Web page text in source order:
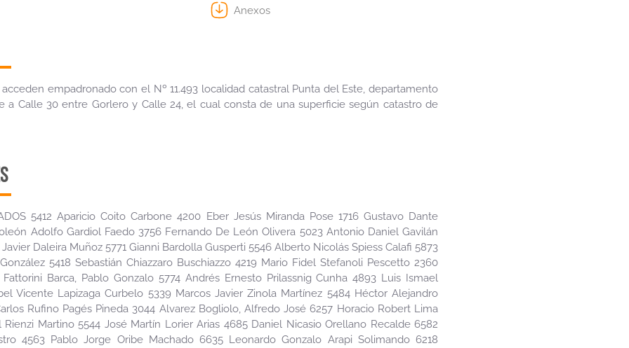
Anexos
empadronado con el Nº 11.493 localidad catastral Punta del Este, departamento
a Calle 30 entre Gorlero y Calle 24, el cual consta de una superficie según catastro de
5412 Aparicio Coito Carbone 4200 Eber Jesús Miranda Pose 1716 Gustavo Dante
Adolfo Gardiol Faedo 3756 Fernando De León Olivera 5023 Antonio Daniel Gavilán
Daleira Muñoz 5771 Gianni Bardolla Gusperti 5546 Alberto Nicolás Spiess Calafi 5873
5418 Sebastián Chiazzaro Buschiazzo 4219 Mario Fidel Stefanoli Pescetto 2360
Barca, Pablo Gonzalo 5774 Andrés Ernesto Prilassnig Cunha 4893 Luis Ismael
Vicente Lapizaga Curbelo 5339 Marcos Javier Zinola Martínez 5484 Héctor Alejandro
Rufino Pagés Pineda 3044 Alvarez Bogliolo, Alfredo José 6257 Horacio Robert Lima
Rienzi Martino 5544 José Martín Lorier Arias 4685 Daniel Nicasio Orellano Recalde 6582
4563 Pablo Jorge Oribe Machado 6635 Leonardo Gonzalo Arapi Solimando 6218